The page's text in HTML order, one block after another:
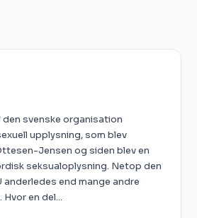
den svenske organisation
upplysning, som blev
Jensen og siden blev en
seksualoplysning. Netop den
anderledes end mange andre
en del...